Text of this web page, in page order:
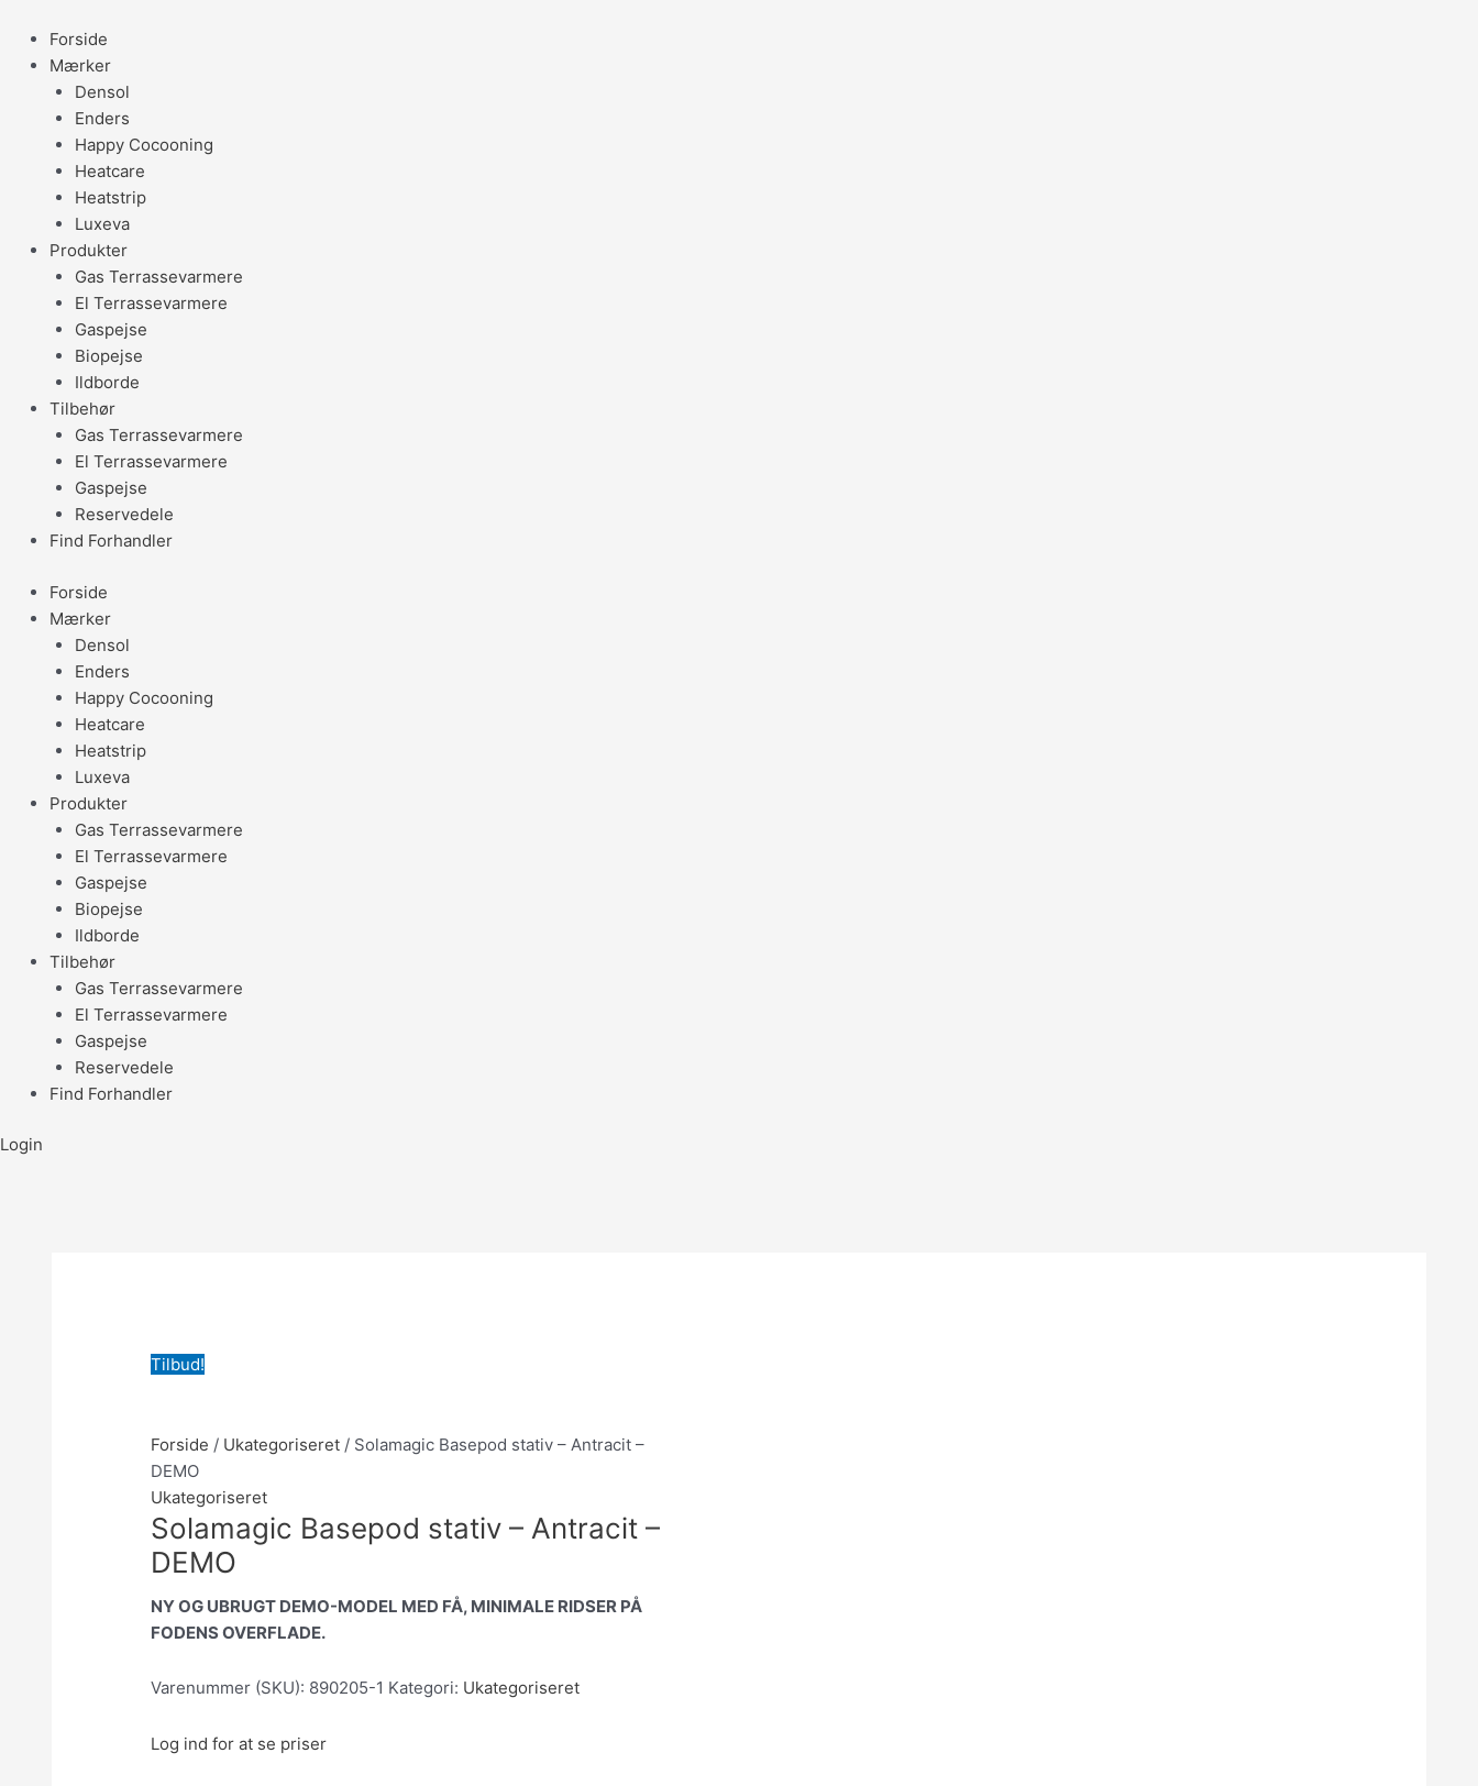
indholdet
Forside
Mærker
Densol
Enders
Happy Cocooning
Heatcare
Heatstrip
Luxeva
Produkter
Gas Terrassevarmere
El Terrassevarmere
Gaspejse
Biopejse
Ildborde
Tilbehør
Gas Terrassevarmere
El Terrassevarmere
Gaspejse
Reservedele
Find Forhandler
Forside
Mærker
Densol
Enders
Happy Cocooning
Heatcare
Heatstrip
Luxeva
Produkter
Gas Terrassevarmere
El Terrassevarmere
Gaspejse
Biopejse
Ildborde
Tilbehør
Gas Terrassevarmere
El Terrassevarmere
Gaspejse
Reservedele
Find Forhandler
Login
Tilbud!
Forside / Ukategoriseret / Solamagic Basepod stativ – Antracit –
DEMO
Ukategoriseret
Solamagic Basepod stativ – Antracit –
DEMO
NY OG UBRUGT DEMO-MODEL MED FÅ, MINIMALE RIDSER PÅ
FODENS OVERFLADE.
Varenummer (SKU): 890205-1 Kategori: Ukategoriseret
Log ind for at se priser